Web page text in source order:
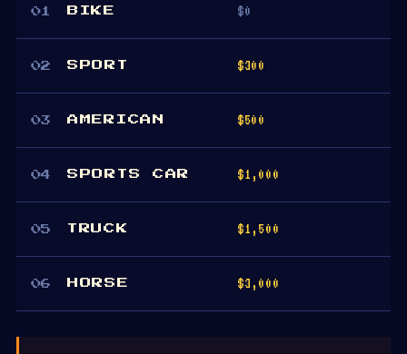
01 BIKE $0
02 SPORT $300
03 AMERICAN $500
04 SPORTS CAR $1,000
05 TRUCK $1,500
06 HORSE $3,000